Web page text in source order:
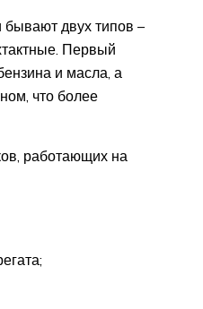
бывают двух типов –
Первый
и масла, а
что более
работающих на